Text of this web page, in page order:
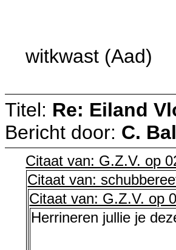
witkwast (Aad)
Titel: Re: Eiland
Bericht door: C. Bal
Citaat van: G.Z.V. op
Citaat van:
Citaat van: G.Z.V. op
Herrineren jullie je